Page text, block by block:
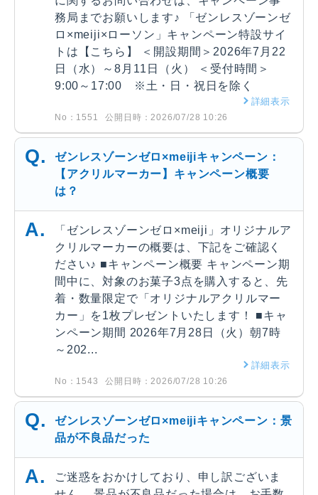
務局までお願いします♪ 「ゼンレスゾーンゼ
ロ×meiji×ローソン」キャンペーン特設サイ
トは【こちら】 ＜開設期間＞2026年7月22
日（水）～8月11日（火） ＜受付時間＞
9:00～17:00 ※土・日・祝日を除く
詳細表示
No：1551 公開日時：2026/07/28 10:26
ゼンレスゾーンゼロ×meijiキャンペーン：
【アクリルマーカー】キャンペーン概要
は？
「ゼンレスゾーンゼロ×meiji」オリジナルア
クリルマーカーの概要は、下記をご確認く
ださい♪ ■キャンペーン概要 キャンペーン期
間中に、対象のお菓子3点を購入すると、先
着・数量限定で「オリジナルアクリルマー
カー」を1枚プレゼントいたします！ ■キャ
ンペーン期間 2026年7月28日（火）朝7時
～202...
詳細表示
No：1543 公開日時：2026/07/28 10:26
ゼンレスゾーンゼロ×meijiキャンペーン：景
品が不良品だった
ご迷惑をおかけしており、申し訳ございま